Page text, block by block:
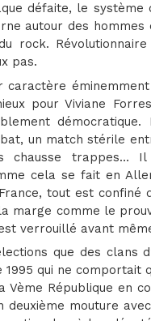
défaite, le
autour des
rock.
pas.
pour Viviane
un match stérile
trappes… Il
cela se fait en
tout est
marge comme le
verrouillé avant
que des clans
1995 qui ne
Vème République en
deuxième mouture